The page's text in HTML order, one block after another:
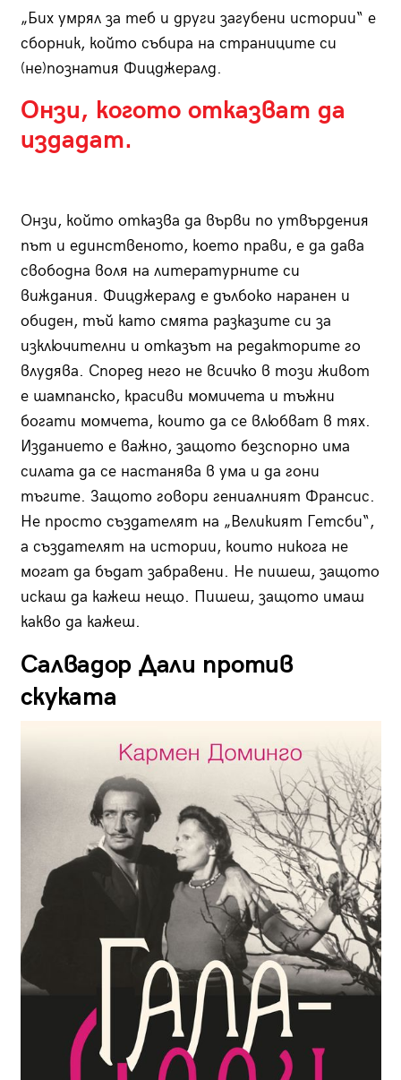
„Бих умрял за теб и други загубени истории“ е
сборник, който събира на страниците си
(не)познатия Фицджералд.
Онзи, когото отказват да
издадат.
Онзи, който отказва да върви по утвърдения
път и единственото, което прави, е да дава
свободна воля на литературните си
виждания. Фицджералд е дълбоко наранен и
обиден, тъй като смята разказите си за
изключителни и отказът на редакторите го
влудява. Според него не всичко в този живот
е шампанско, красиви момичета и тъжни
богати момчета, които да се влюбват в тях.
Изданието е важно, защото безспорно има
силата да се настанява в ума и да гони
тъгите. Защото говори гениалният Франсис.
Не просто създателят на „Великият Гетсби“,
а създателят на истории, които никога не
могат да бъдат забравени. Не пишеш, защото
искаш да кажеш нещо. Пишеш, защото имаш
какво да кажеш.
Салвадор Дали против
скуката